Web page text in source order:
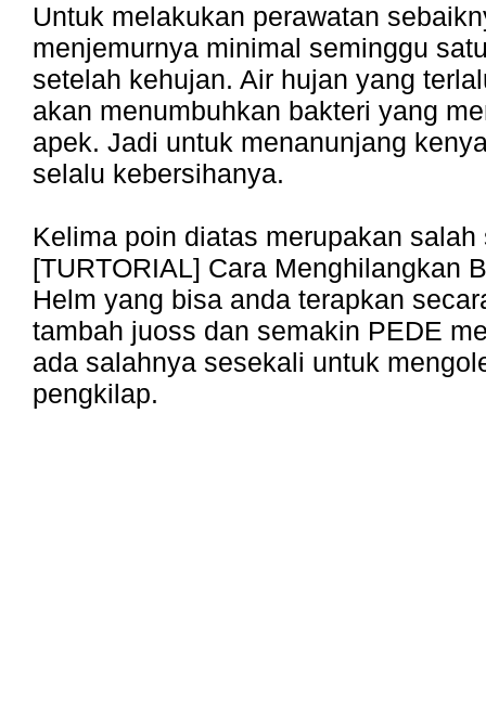
Untuk melakukan perawatan
menjemurnya minimal seminggu
setelah kehujan. Air hujan yang
akan menumbuhkan bakteri yang
apek. Jadi untuk menanunjang
selalu kebersihanya.
Kelima poin diatas merupakan salah
[TURTORIAL] Cara Menghilangkan
Helm yang bisa anda terapkan
tambah juoss dan semakin PEDE
ada salahnya sesekali untuk
pengkilap.